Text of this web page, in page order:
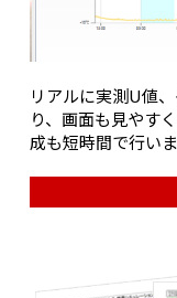
リアルに実測U値
り、画面も見やす
成も短時間で行いま